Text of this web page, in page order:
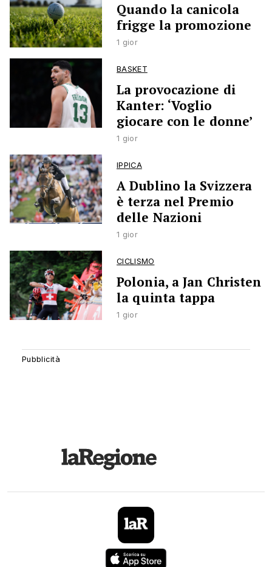
Quando la canicola
frigge la promozione
1 gior
BASKET
La provocazione di
Kanter: ‘Voglio
giocare con le donne’
1 gior
IPPICA
A Dublino la Svizzera
è terza nel Premio
delle Nazioni
1 gior
CICLISMO
Polonia, a Jan Christen
la quinta tappa
1 gior